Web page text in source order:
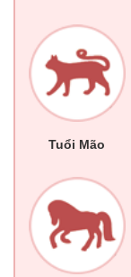
Tuổi Mão